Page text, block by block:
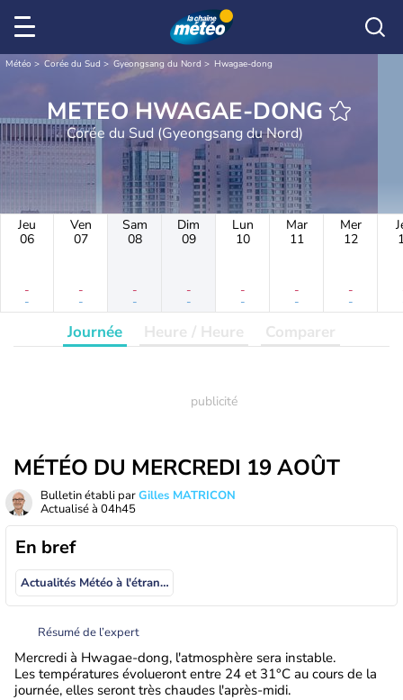
Météo Corée du Sud Gyeongsang du Nord Hwagae-dong
METEO HWAGAE-DONG
Corée du Sud (Gyeongsang du Nord)
Jeu
06
-
-
Ven
07
-
-
Sam
08
-
-
Dim
09
-
-
Lun
10
-
-
Mar
11
-
-
Mer
12
-
-
Journée Heure / Heure Comparer
MÉTÉO DU MERCREDI 19 AOÛT
Bulletin établi parGilles MATRICON
Actualisé à 04h45
En bref
Actualités Météo à l'étranger
Résumé de l’expert
Mercredi à Hwagae-dong, l'atmosphère sera instable.
Les températures évolueront entre 24 et 31°C au cours de la
journée, elles seront très chaudes l'après-midi.